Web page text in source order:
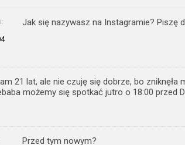
Jak się nazywasz na Instagramie? Piszę
21 lat, ale nie czuję się dobrze, bo zniknęła
możemy się spotkać jutro o 18:00 przed
Przed tym nowym?